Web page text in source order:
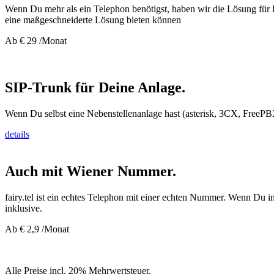
Wenn Du mehr als ein Telephon benötigst, haben wir die Lösung
eine maßgeschneiderte Lösung bieten können
Ab € 29 /Monat
SIP-Trunk für Deine Anlage.
Wenn Du selbst eine Nebenstellenanlage hast (asterisk, 3CX,
details
Auch mit Wiener Nummer.
fairy.tel ist ein echtes Telephon mit einer echten Nummer. Wenn Du
inklusive.
Ab € 2,9 /Monat
Alle Preise incl. 20% Mehrwertsteuer.